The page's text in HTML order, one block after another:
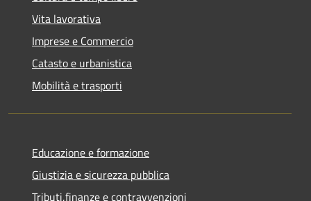
Vita lavorativa
Imprese e Commercio
Catasto e urbanistica
Mobilità e trasporti
Educazione e formazione
Giustizia e sicurezza pubblica
Tributi,finanze e contravvenzioni